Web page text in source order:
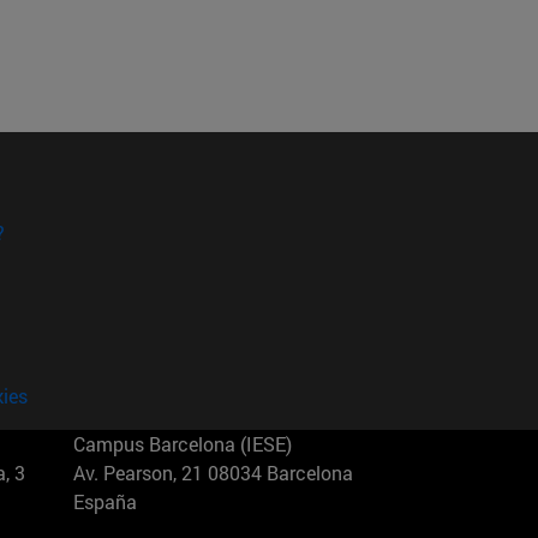
3
Campus Barcelona (IESE)
Av. Pearson, 21 08034 Barcelona
España